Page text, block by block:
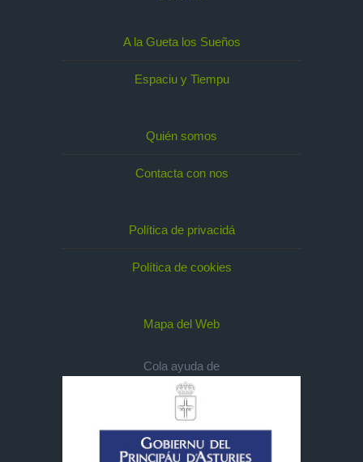
A la Gueta los Sueños
Espaciu y Tiempu
Quién somos
Contacta con nos
Política de privacidá
Política de cookies
Mapa del Web
Cola ayuda de